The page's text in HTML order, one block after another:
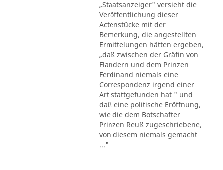
„Staatsanzeiger" versieht die
Veröffentlichung dieser
Actenstücke mit der
Bemerkung, die angestellten
Ermittelungen hätten ergeben,
„daß zwischen der Gräfin von
Flandern und dem Prinzen
Ferdinand niemals eine
Correspondenz irgend einer
Art stattgefunden hat " und
daß eine politische Eröffnung,
wie die dem Botschafter
Prinzen Reuß zugeschriebene,
von diesem niemals gemacht
..."